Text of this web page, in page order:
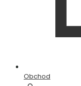
Obchod